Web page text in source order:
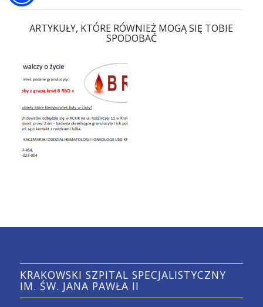
ARTYKUŁY, KTÓRE RÓWNIEŻ MOGĄ SIĘ TOBIE
SPODOBAĆ
KRAKOWSKI SZPITAL SPECJALISTYCZNY
IM. ŚW. JANA PAWŁA II